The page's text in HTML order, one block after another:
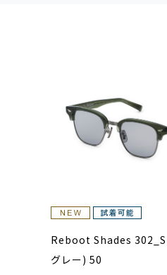
Reboot Shades 302_S
グレー) 50